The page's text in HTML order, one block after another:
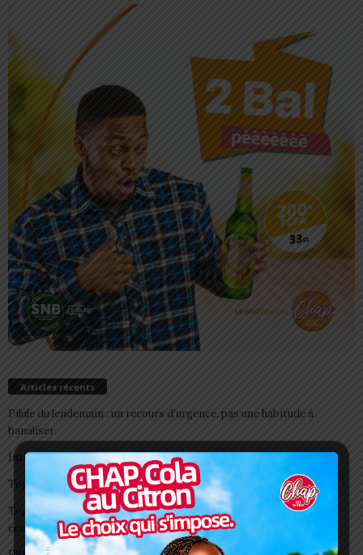
Articles récents
Pilule du lendemain : un recours d’urgence, pas une habitude à
banaliser
Interclubs CAF: ASCK et ASKO face à deux gros morceaux
Togo/ Boissons énergisantes: l’État tire la sonnette d’alarme
Togo/ Rentrée scolaire 2026-2027: consultez la liste officielle des
écoles autorisées